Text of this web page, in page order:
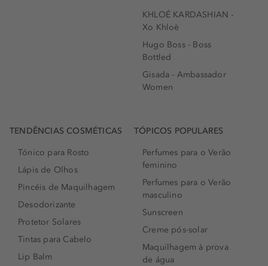
KHLOÉ KARDASHIAN -
Xo Khloè
Hugo Boss - Boss
Bottled
Gisada - Ambassador
Women
TENDÊNCIAS COSMÉTICAS
Tónico para Rosto
Lápis de Olhos
Pincéis de Maquilhagem
Desodorizante
Protetor Solares
Tintas para Cabelo
Lip Balm
TÓPICOS POPULARES
Perfumes para o Verão
feminino
Perfumes para o Verão
masculino
Sunscreen
Creme pós-solar
Maquilhagem à prova
de água